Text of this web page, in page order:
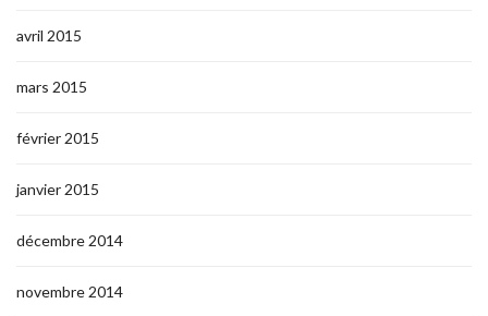
avril 2015
mars 2015
février 2015
janvier 2015
décembre 2014
novembre 2014